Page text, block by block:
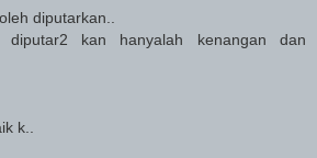
diputarkan..
kan hanyalah kenangan dan
k..